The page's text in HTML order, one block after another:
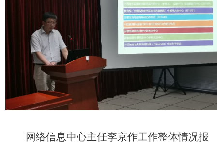
网络信息中心主任李京作工作整体情况报